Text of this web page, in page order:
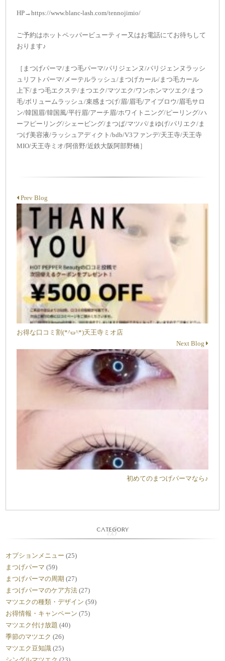
HP→https://www.blanc-lash.com/tennojimio/
ご予約はホットペッパービューティー又はお電話にてお待ちして
おります♪
［まつげパーマ/まつ毛パーマ/パリジェンヌ/パリジェンヌラッシ
ュリフトパーマ/メーテルラッシュ/まつげカール/まつ毛カール
上下/まつ毛エクステ/まつエク/マツエク/ワンホンマツエク/まつ
毛/ボリュームラッシュ/束感まつげ/眉/眉毛/アイブロウ/眉毛サロ
ン/韓国眉/韓国風/平行眉/アーチ眉/ホワイトニング/ピーリング/ハ
ーフピーリング/シェービング/まつぱ/マツパ/まゆげ/パリエク/ま
つげ美容液/ラッシュアディクト/bdb/V3ファンデ/天王寺/天王寺
MIO/天王寺ミオ/阿倍野/近鉄大阪阿部野橋］
Prev Blog
お得な口コミ割(*^ω^*)天王寺ミオ店
Next Blog
初めてのまつげパーマなら♪
CATEGORY
オプションメニュー (25)
まつげパーマ (59)
まつげパーマの周期 (27)
まつげパーマのケア方法 (27)
マツエクの種類・デザイン (59)
お得情報・キャンペーン (75)
マツエク付け放題 (40)
季節のマツエク (26)
マツエク豆知識 (25)